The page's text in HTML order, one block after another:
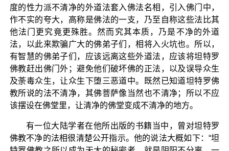
度的性力派不清净的外道法套入佛法名相，引入佛门中，
作不实的夸大，高称是佛法的一支，乃至自称这些法比其
他法门更究竟更殊胜。然而究其本质，乃是不净的外道
法，以此来欺骗广大的佛弟子们，相将入火坑也。所以，
有智慧的佛弟子们，应该远离这些外道法，应该将坦特罗
佛教赶出佛门外；避免他们破坏佛的正法，以及误导众生
及荼毒众生，让众生下堕三恶道中。既然已知道坦特罗佛
教所说的法不清净，其佛菩萨像当然也不清净；所以不应
该摆设在佛堂里，让清净的佛堂变成不清净的地方。
有一位大陆学者在他所出版的书籍当中，曾对坦特罗
佛教不净的法相很清楚公开指示。他的说法大概如下：“坦